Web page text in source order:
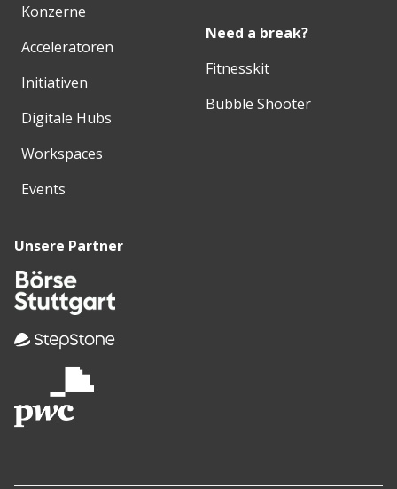
Konzerne
Acceleratoren
Initiativen
Digitale Hubs
Workspaces
Events
Need a break?
Fitnesskit
Bubble Shooter
Unsere Partner